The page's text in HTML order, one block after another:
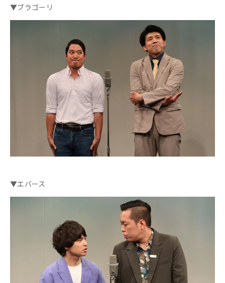
▼ブラゴーリ
▼エバース